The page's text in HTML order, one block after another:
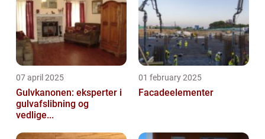
07 april 2025
Gulvkanonen: eksperter i
gulvafslibning og
vedlige...
01 february 2025
Facadeelementer